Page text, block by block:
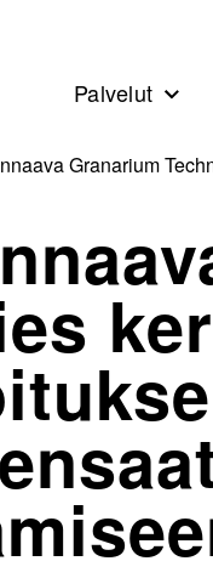
Palvelut
Granarium